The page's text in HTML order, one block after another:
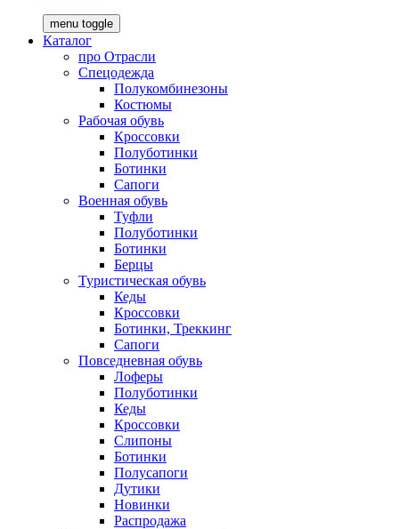
menu toggle
Каталог
про Отрасли
Спецодежда
Полукомбинезоны
Костюмы
Рабочая обувь
Кроссовки
Полуботинки
Ботинки
Сапоги
Военная обувь
Туфли
Полуботинки
Ботинки
Берцы
Туристическая обувь
Кеды
Кроссовки
Ботинки, Треккинг
Сапоги
Повседневная обувь
Лоферы
Полуботинки
Кеды
Кроссовки
Слипоны
Ботинки
Полусапоги
Дутики
Новинки
Распродажа